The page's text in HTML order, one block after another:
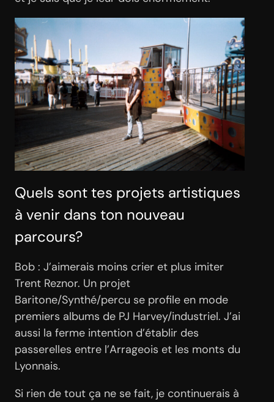
Quels sont tes projets artistiques
à venir dans ton nouveau
parcours?
Bob : J’aimerais moins crier et plus imiter
Trent Reznor. Un projet
Baritone/Synthé/percu se profile en mode
premiers albums de PJ Harvey/industriel. J’ai
aussi la ferme intention d’établir des
passerelles entre l’Arrageois et les monts du
Lyonnais.
Si rien de tout ça ne se fait, je continuerais à